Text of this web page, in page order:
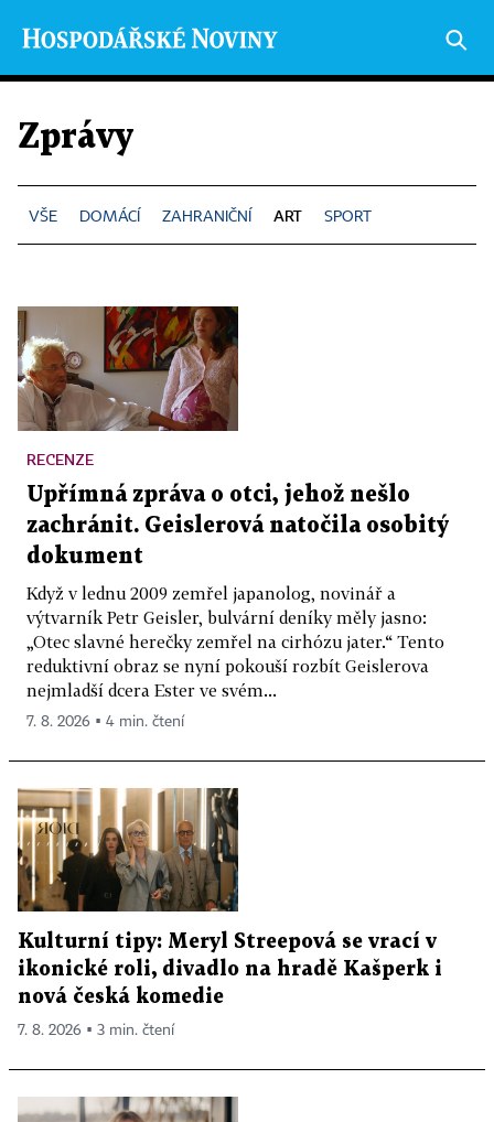
Zprávy
DOMÁCÍ ZAHRANIČNÍ ART SPORT
Upřímná zpráva o otci, jehož nešlo
zachránit. Geislerová natočila osobitý
dokument
Když v lednu 2009 zemřel japanolog, novinář a
výtvarník Petr Geisler, bulvární deníky měly jasno:
„Otec slavné herečky zemřel na cirhózu jater.“ Tento
reduktivní obraz se nyní pokouší rozbít Geislerova
nejmladší dcera Ester ve svém...
RECENZE
7. 8. 2026 ▪ 4 min. čtení
Kulturní tipy: Meryl Streepová se vrací v
ikonické roli, divadlo na hradě Kašperk i
nová česká komedie
7. 8. 2026 ▪ 3 min. čtení